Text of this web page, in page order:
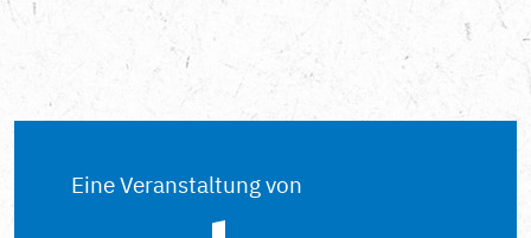
Eine Veranstaltung von